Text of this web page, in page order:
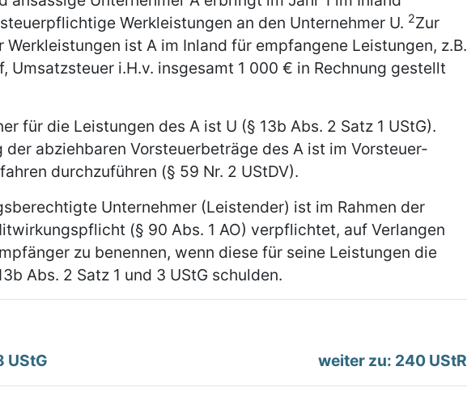
Werkleistungen an den Unternehmer U. 2Zur
Werkleistungen ist A im Inland für empfangene Leistungen, z.B.
Umsatzsteuer i.H.v. insgesamt 1 000 € in Rechnung gestellt
für die Leistungen des A ist U (§ 13b Abs. 2 Satz 1 UStG).
der abziehbaren Vorsteuerbeträge des A ist im Vorsteuer-
durchzuführen (§ 59 Nr. 2 UStDV).
Unternehmer (Leistender) ist im Rahmen der
(§ 90 Abs. 1 AO) verpflichtet, auf Verlangen
zu benennen, wenn diese für seine Leistungen die
Abs. 2 Satz 1 und 3 UStG schulden.
UStG
weiter zu: 240 UStR